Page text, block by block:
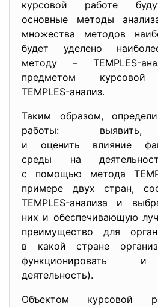
курсовой работе
основные методы
множества методов
будет уделено
методу – TEMPLES-
предметом курсовой
TEMPLES-анализ.
Таким образом,
работы: выявить,
и оценить влияние
среды на
с помощью метода
примере двух стран,
TEMPLES-анализа и
них и обеспечивающую
преимущество для
в какой стране
функционировать и
деятельность).
Объектом курсовой